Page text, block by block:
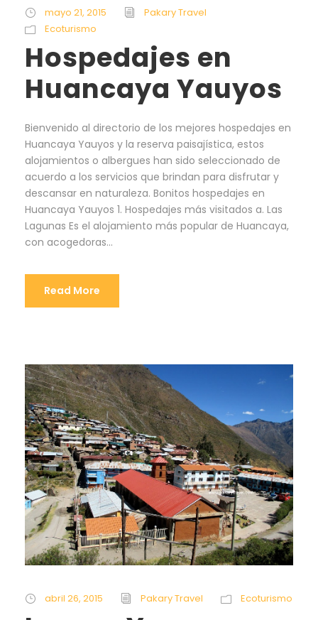
mayo 21, 2015
Pakary Travel
Ecoturismo
Hospedajes en
Huancaya Yauyos
Bienvenido al directorio de los mejores hospedajes en
Huancaya Yauyos y la reserva paisajística, estos
alojamientos o albergues han sido seleccionado de
acuerdo a los servicios que brindan para disfrutar y
descansar en naturaleza. Bonitos hospedajes en
Huancaya Yauyos 1. Hospedajes más visitados a. Las
Lagunas Es el alojamiento más popular de Huancaya,
con acogedoras...
Read More
abril 26, 2015 Pakary Travel Ecoturismo